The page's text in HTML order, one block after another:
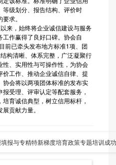
级划分、报告结构、评价时
求。
来，始终将企业诚信建设与服务
作赢得了良好口碑。协会自
前已牵头发布地方标准1项、团
构清晰、体系完整，广泛凝聚行
、实用性与可操作性，为协会
工作、推动企业诚信自律、提
会将以两项团体标准的发布实
受理、评审认定等配套服务，
育诚信典型，树立信用标杆，
贡献力量。
报与专精特新梯度培育政策专题培训成